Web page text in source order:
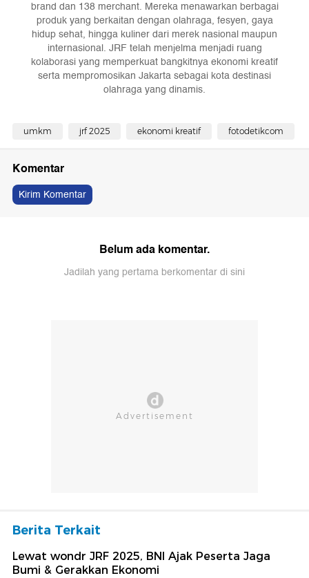
brand dan 138 merchant. Mereka menawarkan berbagai
produk yang berkaitan dengan olahraga, fesyen, gaya
hidup sehat, hingga kuliner dari merek nasional maupun
internasional. JRF telah menjelma menjadi ruang
kolaborasi yang memperkuat bangkitnya ekonomi kreatif
serta mempromosikan Jakarta sebagai kota destinasi
olahraga yang dinamis.
umkm jrf 2025 ekonomi kreatif fotodetikcom
Komentar
Kirim Komentar
Belum ada komentar.
Jadilah yang pertama berkomentar di sini
Berita Terkait
Lewat wondr JRF 2025, BNI Ajak Peserta Jaga
Bumi & Gerakkan Ekonomi